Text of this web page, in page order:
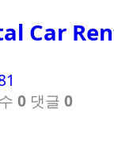
Car
0 댓글 0